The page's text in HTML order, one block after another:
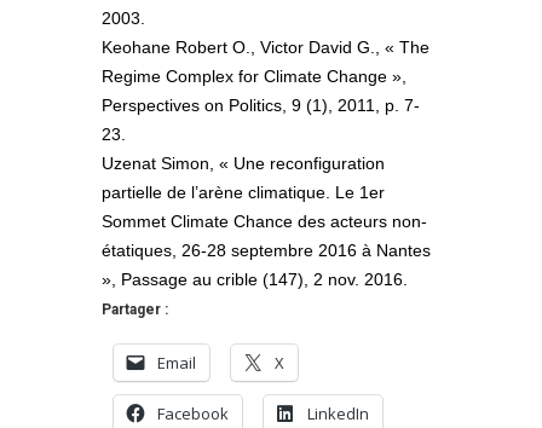
2003.
Keohane Robert O., Victor David G., « The
Regime Complex for Climate Change »,
Perspectives on Politics, 9 (1), 2011, p. 7-
23.
Uzenat Simon, « Une reconfiguration
partielle de l’arène climatique. Le 1er
Sommet Climate Chance des acteurs non-
étatiques, 26-28 septembre 2016 à Nantes
», Passage au crible (147), 2 nov. 2016.
Partager :
Email X
Facebook LinkedIn